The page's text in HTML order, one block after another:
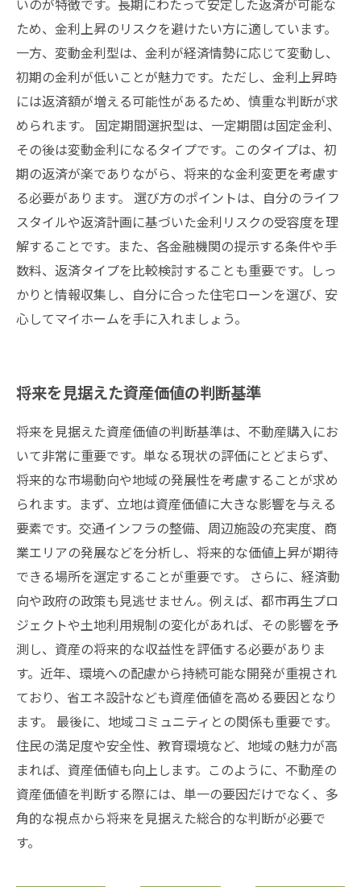
いのが特徴です。長期にわたって安定した返済が可能な
ため、金利上昇のリスクを避けたい方に適しています。
一方、変動金利型は、金利が経済情勢に応じて変動し、
初期の金利が低いことが魅力です。ただし、金利上昇時
には返済額が増える可能性があるため、慎重な判断が求
められます。 固定期間選択型は、一定期間は固定金利、
その後は変動金利になるタイプです。このタイプは、初
期の返済が楽でありながら、将来的な金利変更を考慮す
る必要があります。 選び方のポイントは、自分のライフ
スタイルや返済計画に基づいた金利リスクの受容度を理
解することです。また、各金融機関の提示する条件や手
数料、返済タイプを比較検討することも重要です。しっ
かりと情報収集し、自分に合った住宅ローンを選び、安
心してマイホームを手に入れましょう。
将来を見据えた資産価値の判断基準
将来を見据えた資産価値の判断基準は、不動産購入にお
いて非常に重要です。単なる現状の評価にとどまらず、
将来的な市場動向や地域の発展性を考慮することが求め
られます。まず、立地は資産価値に大きな影響を与える
要素です。交通インフラの整備、周辺施設の充実度、商
業エリアの発展などを分析し、将来的な価値上昇が期待
できる場所を選定することが重要です。 さらに、経済動
向や政府の政策も見逃せません。例えば、都市再生プロ
ジェクトや土地利用規制の変化があれば、その影響を予
測し、資産の将来的な収益性を評価する必要がありま
す。近年、環境への配慮から持続可能な開発が重視され
ており、省エネ設計なども資産価値を高める要因となり
ます。 最後に、地域コミュニティとの関係も重要です。
住民の満足度や安全性、教育環境など、地域の魅力が高
まれば、資産価値も向上します。このように、不動産の
資産価値を判断する際には、単一の要因だけでなく、多
角的な視点から将来を見据えた総合的な判断が必要で
す。